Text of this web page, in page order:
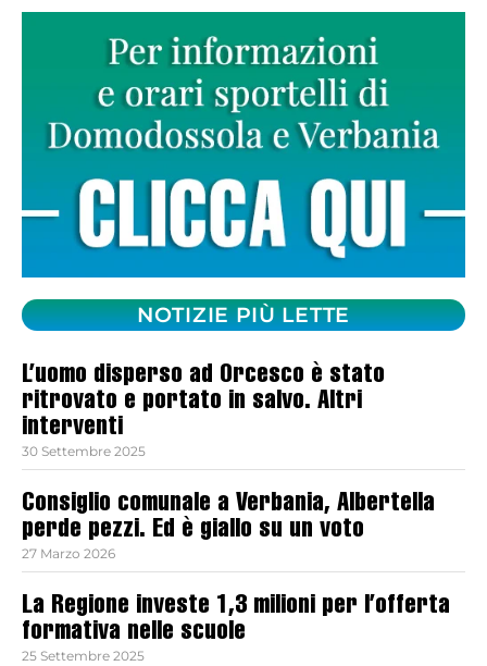
NOTIZIE PIÙ LETTE
L’uomo disperso ad Orcesco è stato
ritrovato e portato in salvo. Altri
interventi
30 Settembre 2025
Consiglio comunale a Verbania, Albertella
perde pezzi. Ed è giallo su un voto
27 Marzo 2026
La Regione investe 1,3 milioni per l’offerta
formativa nelle scuole
25 Settembre 2025